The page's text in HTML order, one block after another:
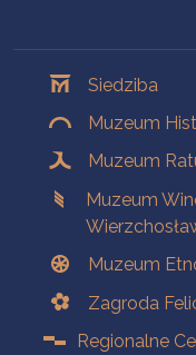
Siedziba
Muzeum
Muzeum
Muzeum
Muzeum
Zagroda
Regionalne